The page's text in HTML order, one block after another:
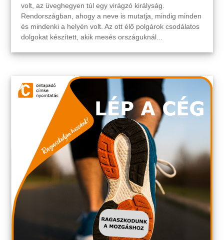
volt, az üveghegyen túl egy virágzó királyság.
Rendországban, ahogy a neve is mutatja, mindig minden
és mindenki a helyén volt. Az ott élő polgárok csodálatos
dolgokat készített, akik mesés országuknál...